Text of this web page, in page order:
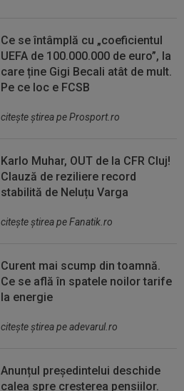
Ce se întâmplă cu „coeficientul
UEFA de 100.000.000 de euro”, la
care ține Gigi Becali atât de mult.
Pe ce loc e FCSB
citeşte ştirea pe Prosport.ro
Karlo Muhar, OUT de la CFR Cluj!
Clauză de reziliere record
stabilită de Neluțu Varga
citeşte ştirea pe Fanatik.ro
Curent mai scump din toamnă.
Ce se află în spatele noilor tarife
la energie
citeşte ştirea pe adevarul.ro
Anunțul președintelui deschide
calea spre creșterea pensiilor.